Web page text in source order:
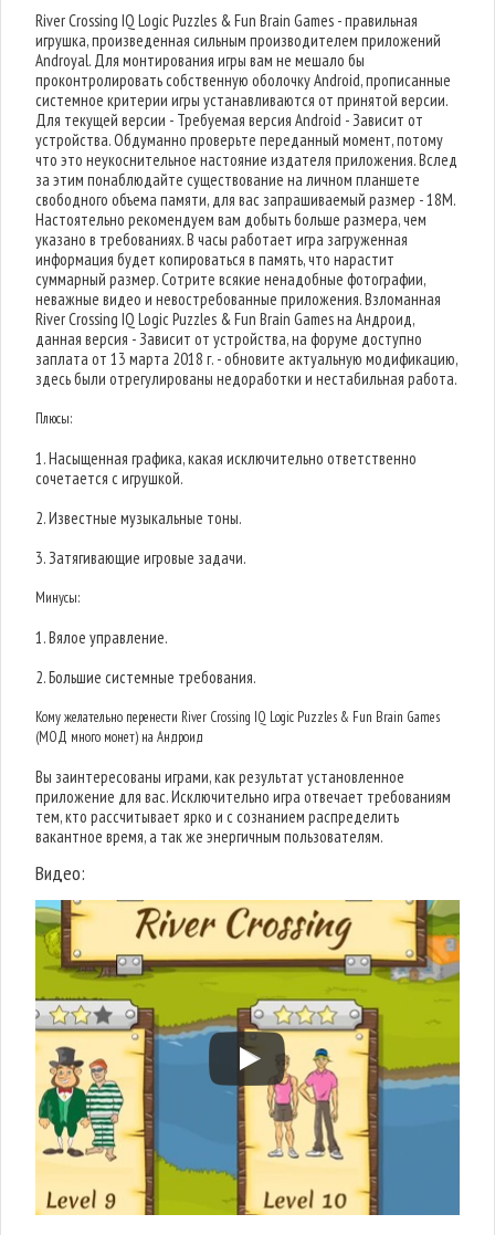
River Crossing IQ Logic Puzzles & Fun Brain Games - правильная
игрушка, произведенная сильным производителем приложений
Androyal. Для монтирования игры вам не мешало бы
проконтролировать собственную оболочку Android, прописанные
системное критерии игры устанавливаются от принятой версии.
Для текущей версии - Требуемая версия Android - Зависит от
устройства. Обдуманно проверьте переданный момент, потому
что это неукоснительное настояние издателя приложения. Вслед
за этим понаблюдайте существование на личном планшете
свободного объема памяти, для вас запрашиваемый размер - 18M.
Настоятельно рекомендуем вам добыть больше размера, чем
указано в требованиях. В часы работает игра загруженная
информация будет копироваться в память, что нарастит
суммарный размер. Сотрите всякие ненадобные фотографии,
неважные видео и невостребованные приложения. Взломанная
River Crossing IQ Logic Puzzles & Fun Brain Games на Андроид,
данная версия - Зависит от устройства, на форуме доступно
заплата от 13 марта 2018 г. - обновите актуальную модификацию,
здесь были отрегулированы недоработки и нестабильная работа.
Плюсы:
1. Насыщенная графика, какая исключительно ответственно
сочетается с игрушкой.
2. Известные музыкальные тоны.
3. Затягивающие игровые задачи.
Минусы:
1. Вялое управление.
2. Большие системные требования.
Кому желательно перенести River Crossing IQ Logic Puzzles & Fun Brain Games
(МОД много монет) на Андроид
Вы заинтересованы играми, как результат установленное
приложение для вас. Исключительно игра отвечает требованиям
тем, кто рассчитывает ярко и с сознанием распределить
вакантное время, а так же энергичным пользователям.
Видео: